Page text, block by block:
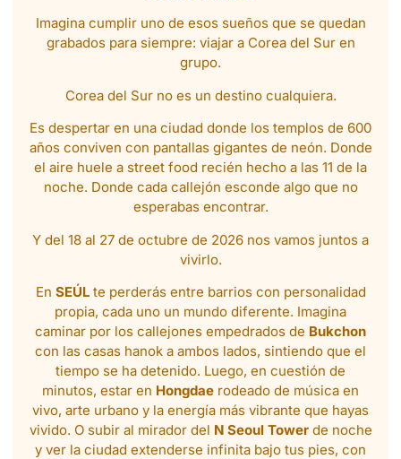
Imagina cumplir uno de esos sueños que se quedan
grabados para siempre: viajar a Corea del Sur en
grupo.
Corea del Sur no es un destino cualquiera.
Es despertar en una ciudad donde los templos de 600
años conviven con pantallas gigantes de neón. Donde
el aire huele a street food recién hecho a las 11 de la
noche. Donde cada callejón esconde algo que no
esperabas encontrar.
Y del 18 al 27 de octubre de 2026 nos vamos juntos a
vivirlo.
En SEÚLte perderás entre barrios con personalidad
propia, cada uno un mundo diferente. Imagina
caminar por los callejones empedrados de Bukchon
con las casas hanok a ambos lados, sintiendo que el
tiempo se ha detenido. Luego, en cuestión de
minutos, estar en Hongdae rodeado de música en
vivo, arte urbano y la energía más vibrante que hayas
vivido. O subir al mirador del N Seoul Towerde noche
y ver la ciudad extenderse infinita bajo tus pies, con